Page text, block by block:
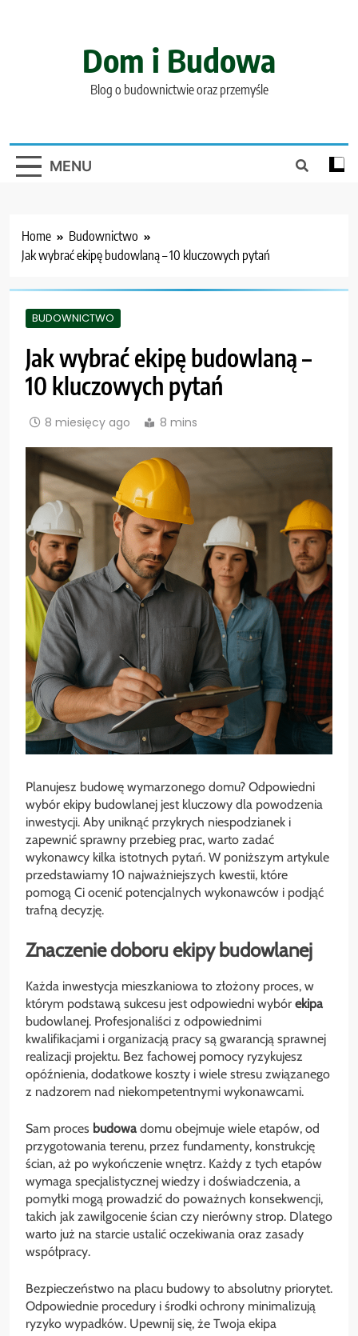
Dom i Budowa
Blog o budownictwie oraz przemyśle
MENU
Home
Budownictwo
Jak wybrać ekipę budowlaną – 10 kluczowych pytań
BUDOWNICTWO
Jak wybrać ekipę budowlaną –
10 kluczowych pytań
8 miesięcy ago 8 mins
Planujesz budowę wymarzonego domu? Odpowiedni
wybór ekipy budowlanej jest kluczowy dla powodzenia
inwestycji. Aby uniknąć przykrych niespodzianek i
zapewnić sprawny przebieg prac, warto zadać
wykonawcy kilka istotnych pytań. W poniższym artykule
przedstawiamy 10 najważniejszych kwestii, które
pomogą Ci ocenić potencjalnych wykonawców i podjąć
trafną decyzję.
Znaczenie doboru ekipy budowlanej
Każda inwestycja mieszkaniowa to złożony proces, w
którym podstawą sukcesu jest odpowiedni wybór ekipa
budowlanej. Profesjonaliści z odpowiednimi
kwalifikacjami i organizacją pracy są gwarancją sprawnej
realizacji projektu. Bez fachowej pomocy ryzykujesz
opóźnienia, dodatkowe koszty i wiele stresu związanego
z nadzorem nad niekompetentnymi wykonawcami.
Sam proces budowadomu obejmuje wiele etapów, od
przygotowania terenu, przez fundamenty, konstrukcję
ścian, aż po wykończenie wnętrz. Każdy z tych etapów
wymaga specjalistycznej wiedzy i doświadczenia, a
pomyłki mogą prowadzić do poważnych konsekwencji,
takich jak zawilgocenie ścian czy nierówny strop. Dlatego
warto już na starcie ustalić oczekiwania oraz zasady
współpracy.
Bezpieczeństwo na placu budowy to absolutny priorytet.
Odpowiednie procedury i środki ochrony minimalizują
ryzyko wypadków. Upewnij się, że Twoja ekipa